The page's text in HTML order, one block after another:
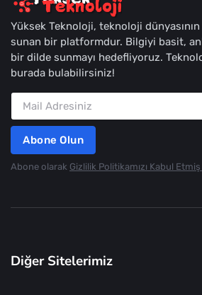
Yüksek Teknoloji, teknoloji
sunan bir platformdur. Bilgiyi basit,
bir dilde sunmayı hedefliyoruz.
burada bulabilirsiniz!
Abone Olun
Abone olarak Gizlilik Politikamızı Kabul
Diğer Sitelerimiz